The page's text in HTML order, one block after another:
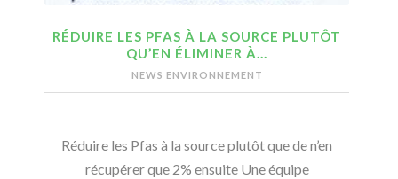
RÉDUIRE LES PFAS À LA SOURCE PLUTÔT
QU’EN ÉLIMINER À…
NEWS ENVIRONNEMENT
Réduire les Pfas à la source plutôt que de n’en
récupérer que 2% ensuite Une équipe